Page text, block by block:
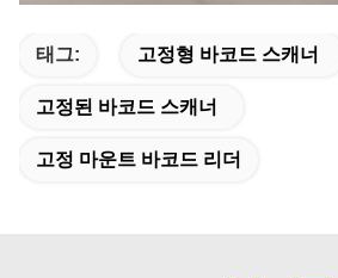
태그: 고정형 바코드 스캐너
고정된 바코드 스캐너
고정 마운트 바코드 리더